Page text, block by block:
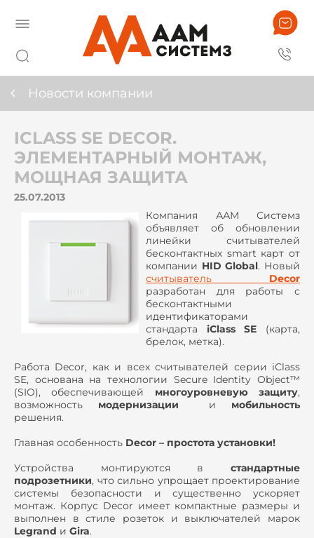
Новости компании
ICLASS SE DECOR.
ЭЛЕМЕНТАРНЫЙ МОНТАЖ,
МОЩНАЯ ЗАЩИТА
25.07.2013
Компания ААМ Системз
объявляет об обновлении
линейки считывателей
бесконтактных smart карт от
компании HID Global. Новый
считыватель Decor
разработан для работы с
бесконтактными
идентификаторами
стандарта iClass SE
(карта,
брелок, метка).
Работа Decor, как и всех считывателей серии iClass
SE, основана на технологии Secure Identity Object™
(SIO), обеспечивающей многоуровневую защиту,
возможность модернизации и мобильность
решения.
Главная особенность Decor – простота установки!
Устройства монтируются в стандартные
подрозетники, что сильно упрощает проектирование
системы безопасности и существенно ускоряет
монтаж. Корпус Decor имеет компактные размеры и
выполнен в стиле розеток и выключателей марок
Legrand и Gira.